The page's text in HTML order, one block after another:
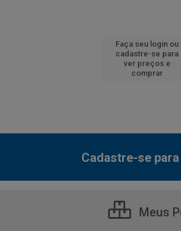
Faça seu login ou
cadastre-se para
ver preços e
comprar
Cadastre-se
Meus